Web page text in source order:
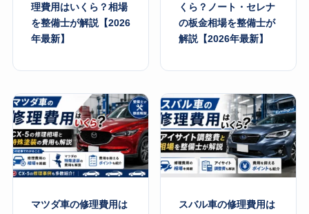
理費用はいくら？相場
を整備士が解説【2026
年最新】
くら？ノート・セレナ
の板金相場を整備士が
解説【2026年最新】
マツダ車の修理費用は
スバル車の修理費用は